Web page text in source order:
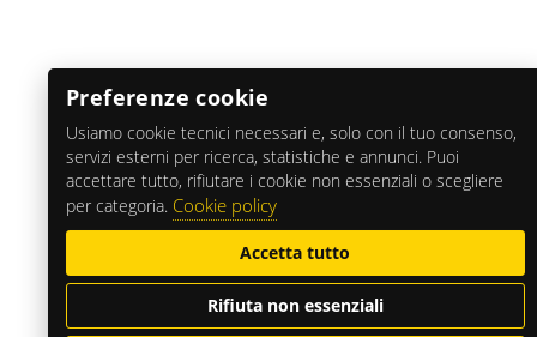
Preferenze cookie
Usiamo cookie tecnici necessari e, solo con il tuo consenso,
servizi esterni per ricerca, statistiche e annunci. Puoi
accettare tutto, rifiutare i cookie non essenziali o scegliere
per categoria. Cookie policy
Accetta tutto
Rifiuta non essenziali